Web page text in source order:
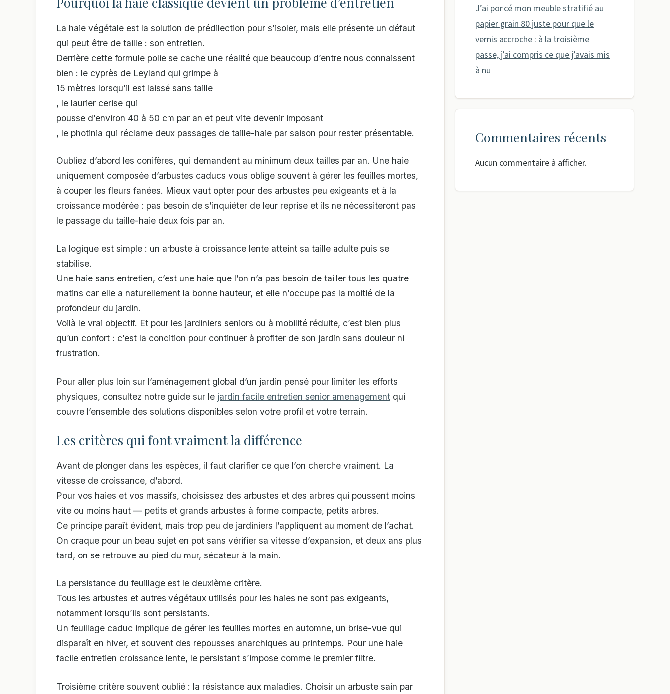
La haie végétale est la solution de prédilection pour s’isoler, mais elle présente un défaut
qui peut être de taille : son entretien.
Derrière cette formule polie se cache une réalité que beaucoup d’entre nous connaissent
bien : le cyprès de Leyland qui grimpe à
15 mètres lorsqu’il est laissé sans taille
, le laurier cerise qui
pousse d’environ 40 à 50 cm par an et peut vite devenir imposant
, le photinia qui réclame deux passages de taille-haie par saison pour rester présentable.
Oubliez d’abord les conifères, qui demandent au minimum deux tailles par an. Une haie
uniquement composée d’arbustes caducs vous oblige souvent à gérer les feuilles mortes,
à couper les fleurs fanées. Mieux vaut opter pour des arbustes peu exigeants et à la
croissance modérée : pas besoin de s’inquiéter de leur reprise et ils ne nécessiteront pas
le passage du taille-haie deux fois par an.
La logique est simple : un arbuste à croissance lente atteint sa taille adulte puis se
stabilise.
Une haie sans entretien, c’est une haie que l’on n’a pas besoin de tailler tous les quatre
matins car elle a naturellement la bonne hauteur, et elle n’occupe pas la moitié de la
profondeur du jardin.
Voilà le vrai objectif. Et pour les jardiniers seniors ou à mobilité réduite, c’est bien plus
qu’un confort : c’est la condition pour continuer à profiter de son jardin sans douleur ni
frustration.
Pour aller plus loin sur l’aménagement global d’un jardin pensé pour limiter les efforts
physiques, consultez notre guide sur le jardin facile entretien senior amenagement qui
couvre l’ensemble des solutions disponibles selon votre profil et votre terrain.
Les critères qui font vraiment la différence
Avant de plonger dans les espèces, il faut clarifier ce que l’on cherche vraiment. La
vitesse de croissance, d’abord.
Pour vos haies et vos massifs, choisissez des arbustes et des arbres qui poussent moins
vite ou moins haut — petits et grands arbustes à forme compacte, petits arbres.
Ce principe paraît évident, mais trop peu de jardiniers l’appliquent au moment de l’achat.
On craque pour un beau sujet en pot sans vérifier sa vitesse d’expansion, et deux ans plus
tard, on se retrouve au pied du mur, sécateur à la main.
La persistance du feuillage est le deuxième critère.
Tous les arbustes et autres végétaux utilisés pour les haies ne sont pas exigeants,
notamment lorsqu’ils sont persistants.
Un feuillage caduc implique de gérer les feuilles mortes en automne, un brise-vue qui
disparaît en hiver, et souvent des repousses anarchiques au printemps. Pour une haie
facile entretien croissance lente, le persistant s’impose comme le premier filtre.
Troisième critère souvent oublié : la résistance aux maladies. Choisir un arbuste sain par
J’ai poncé mon meuble stratifié au
papier grain 80 juste pour que le
vernis accroche : à la troisième
passe, j’ai compris ce que j’avais mis
à nu
Commentaires récents
Aucun commentaire à afficher.